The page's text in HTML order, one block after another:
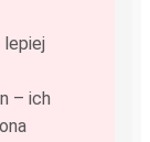
lepiej
– ich